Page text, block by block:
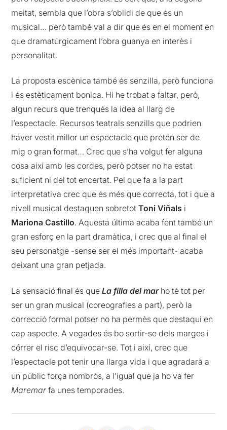
meitat, sembla que l’obra s’oblidi de que és un
musical… però també val a dir que és en el moment en
que dramatúrgicament l’obra guanya en interès i
personalitat.
La proposta escènica també és senzilla, però funciona
i és estèticament bonica. Hi he trobat a faltar, però,
algun recurs que trenqués la idea al llarg de
l’espectacle. Recursos teatrals senzills que podrien
haver vestit millor un espectacle que pretén ser de
mig o gran format… Crec que s’ha volgut fer alguna
cosa així amb les cordes, però potser no ha estat
suficient ni del tot encertat. Pel que fa a la part
interpretativa crec que és més que correcta, tot i que a
nivell musical destaquen sobretotToni Viñals i
Mariona Castillo. Aquesta última acaba fent també un
gran esforç en la part dramàtica, i crec que al final el
seu personatge -sense ser el més important- acaba
deixant una gran petjada.
La sensació final és que La filla del marho té tot per
ser un gran musical (coreografies a part), però la
correcció formal potser no ha permès que destaqui en
cap aspecte. A vegades és bo sortir-se dels marges i
córrer el risc d’equivocar-se. Tot i així, crec que
l’espectacle pot tenir una llarga vida i que agradarà a
un públic força nombrós, a l’igual que ja ho va fer
Maremar fa unes temporades.